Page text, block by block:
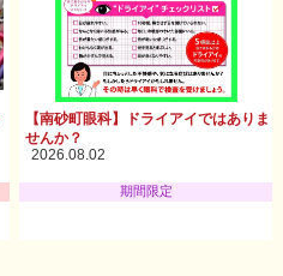
【南砂町眼科】ドライアイではありま
せんか？
2026.08.02
期間限定